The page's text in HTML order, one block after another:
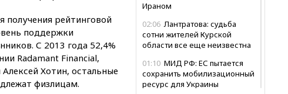
Ираном
02:06 Лантратова: судьба
сотни жителей Курской
области все еще неизвестна
01:10 МИД РФ: ЕС пытается
сохранить мобилизационный
ресурс для Украины
рейтинговой
поддержки
С 2013 года 52,4%
Radamant Financial,
Хотин, остальные
физлицам.